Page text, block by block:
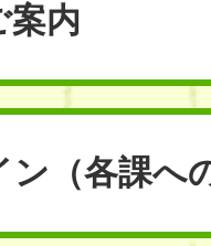
案内
ン （各課へ